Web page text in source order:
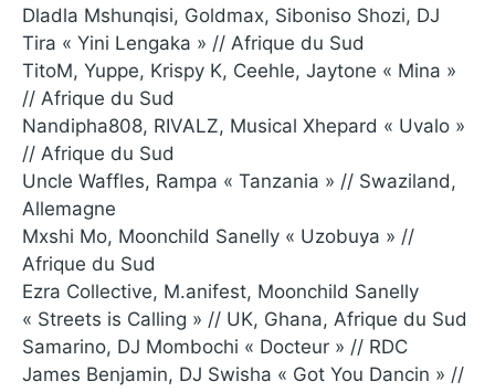
Dladla Mshunqisi, Goldmax, Siboniso Shozi, DJ
Tira « Yini Lengaka » // Afrique du Sud
TitoM, Yuppe, Krispy K, Ceehle, Jaytone « Mina »
// Afrique du Sud
Nandipha808, RIVALZ, Musical Xhepard « Uvalo »
// Afrique du Sud
Uncle Waffles, Rampa « Tanzania » // Swaziland,
Allemagne
Mxshi Mo, Moonchild Sanelly « Uzobuya » //
Afrique du Sud
Ezra Collective, M.anifest, Moonchild Sanelly
« Streets is Calling » // UK, Ghana, Afrique du Sud
Samarino, DJ Mombochi « Docteur » // RDC
James Benjamin, DJ Swisha « Got You Dancin » //